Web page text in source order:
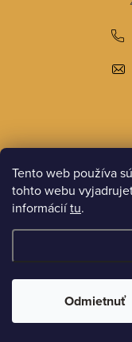
Tento web používa
tohto webu
informáciítu.
Odmietnuť
Informácie pre
Instagram
Copyright 2026